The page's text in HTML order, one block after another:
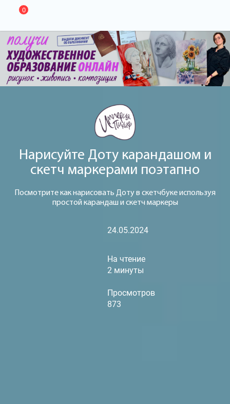
0
Нарисуйте Доту карандашом и
скетч маркерами поэтапно
Посмотрите как нарисовать Доту в скетчбуке используя
простой карандаш и скетч маркеры
24.05.2024
На чтение
2 минуты
Просмотров
873